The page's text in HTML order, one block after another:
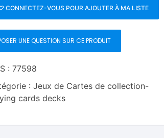
Mentalisme salon et scène
CONNECTEZ-VOUS POUR AJOUTER À MA LISTE
UNE QUESTION SUR CE PRODUIT
:77598
:Jeux de Cartes de collection-
cards decks